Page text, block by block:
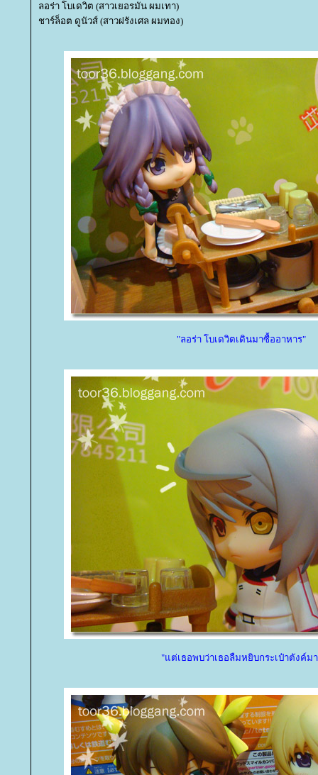
ลอร่า โบเดวิต (สาวเยอรมัน ผมเทา)
ชาร์ล็อต ดูนัวส์ (สาวฝรังเศล ผมทอง)
"ลอร่า โบเดวิตเดินมาซื้ออาหาร"
"แต่เธอพบว่าเธอลืมหยิบกระเป๋าตังค์ม